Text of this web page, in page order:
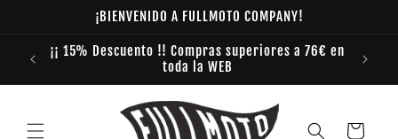
¡BIENVENIDO A FULLMOTO COMPANY!
¡¡ 15% Descuento !! Compras superiores a 76€ en
toda la WEB
Carrito